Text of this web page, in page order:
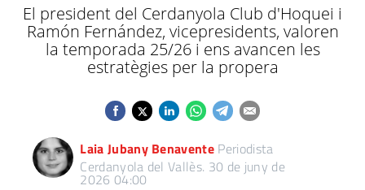
El president del Cerdanyola Club d'Hoquei i
Ramón Fernández, vicepresidents, valoren
la temporada 25/26 i ens avancen les
estratègies per la propera
Laia Jubany Benavente Periodista
Cerdanyola del Vallès. 30 de juny de
2026 04:00